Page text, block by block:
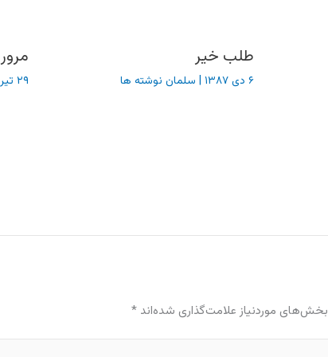
طلب خیر
۶ دی ۱۳۸۷ | سلمان نوشته ها
مرور
۲۹ تیر ۱۳۸۸
بخش‌های موردنیاز علامت‌گذاری شده‌اند *